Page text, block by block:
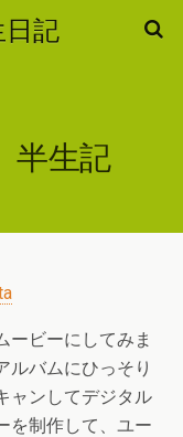
記
半生記
ービーにしてみま
ルバムにひっそり
ャンしてデジタル
を制作して、ユー